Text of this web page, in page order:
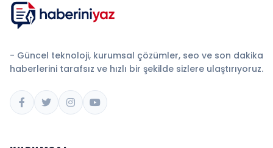
- Güncel teknoloji, kurumsal çözümler, seo ve son dakika
haberlerini tarafsız ve hızlı bir şekilde sizlere ulaştırıyoruz.